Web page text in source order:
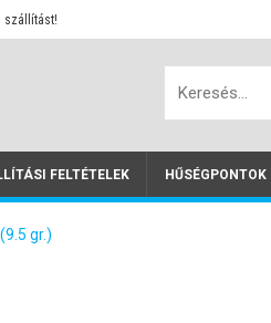
szállítást!
FELTÉTELEK HŰSÉGPONTOK
gr.)